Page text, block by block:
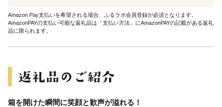
Amazon Pay支払いを希望される場合、ふるラボ会員登録が必須となります。
AmazonPAYの支払い可能な返礼品は「支払い方法」にAmazonPAYの記載がある返礼
品に限られます。
箱を開けた瞬間に笑顔と歓声が溢れる！